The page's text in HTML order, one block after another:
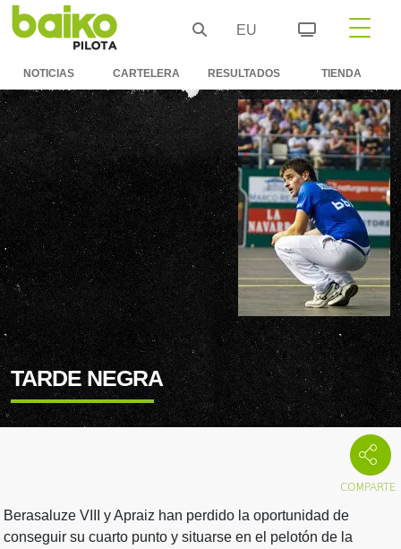
EU
NOTICIAS CARTELERA RESULTADOS TIENDA
TARDE NEGRA
Berasaluze VIII y Apraiz han perdido la oportunidad de
conseguir su cuarto punto y situarse en el pelotón de la